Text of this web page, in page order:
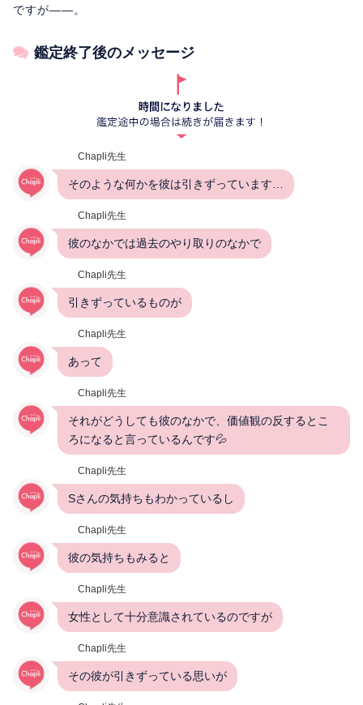
ですが――。
鑑定終了後のメッセージ
Chapli先生
そのような何かを彼は引きずっています…
Chapli先生
彼のなかでは過去のやり取りのなかで
Chapli先生
引きずっているものが
Chapli先生
あって
Chapli先生
それがどうしても彼のなかで、価値観の反するとこ
ろになると言っているんです💦
Chapli先生
Sさんの気持ちもわかっているし
Chapli先生
彼の気持ちもみると
Chapli先生
女性として十分意識されているのですが
Chapli先生
その彼が引きずっている思いが